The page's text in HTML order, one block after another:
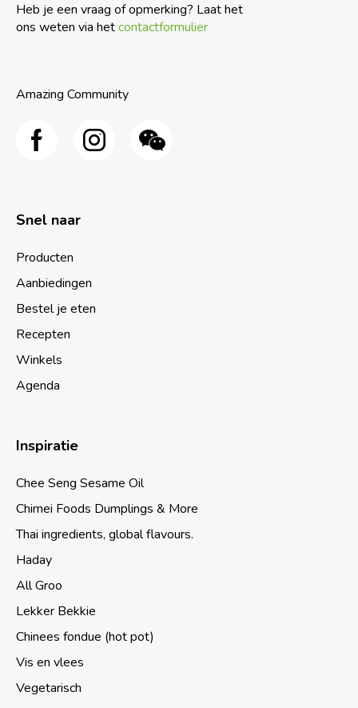
Heb je een vraag of opmerking? Laat het
ons weten via hetcontactformulier
Amazing Community
Snel naar
Producten
Aanbiedingen
Bestel je eten
Recepten
Winkels
Agenda
Inspiratie
Chee Seng Sesame Oil
Chimei Foods Dumplings & More
Thai ingredients, global flavours.
Haday
All Groo
Lekker Bekkie
Chinees fondue (hot pot)
Vis en vlees
Vegetarisch